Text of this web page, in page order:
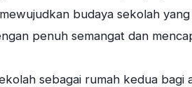
budaya sekolah
penuh semangat dan
sebagai rumah kedua bagi